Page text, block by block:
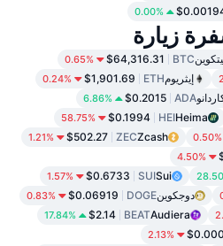
0.00%
زيارة
BTC
$64,316.31
0.65%
إيثريومETH
$1,901.69
0.24%
ADA
$0.2015
6.86%
Heima
HEI
$0.1994
58.75%
0.50%
Zcash
ZEC
$502.27
1.21%
4.50%
Sui
SUI
$0.6733
1.57%
دوجكوينDOGE
$0.06919
0.83%
Audiera
BEAT
$2.14
17.84%
2.13%